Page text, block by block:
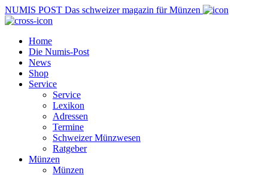
NUMIS POST Das schweizer magazin für Münzen
Home
Die Numis-Post
News
Shop
Service
Service
Lexikon
Adressen
Termine
Schweizer Münzwesen
Ratgeber
Münzen
Münzen